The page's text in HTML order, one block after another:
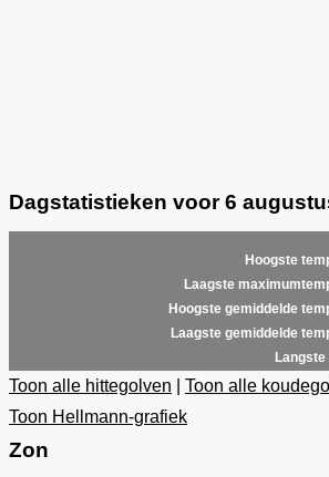
Dagstatistieken voor 6
Hoogste
Laagste
Hoogste gemiddelde
Laagste gemiddelde
Toon alle hittegolven
Toon alle
Toon Hellmann-grafiek
Zon